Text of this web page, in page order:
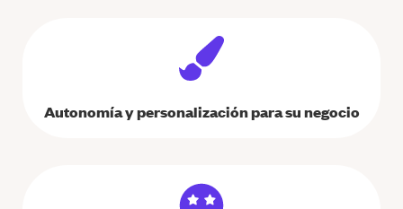
Autonomía y personalización para su negocio